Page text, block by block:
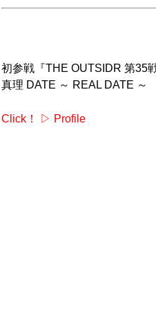
初参戦『THE OUTSIDR 第35
真理 DATE ～ REAL DATE ～
Click！ ▷ Profile